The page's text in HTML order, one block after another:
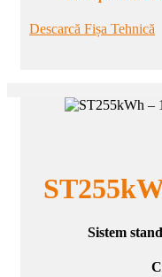
Descarcă Fișa Tehnică
Sistem